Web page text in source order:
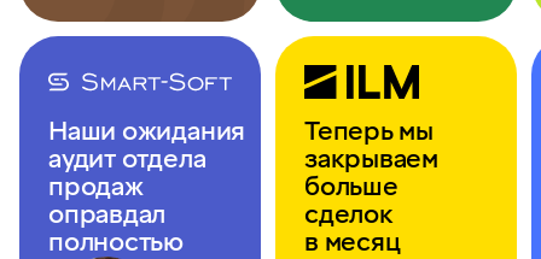
Наши ожидания
аудит отдела
продаж
оправдал
полностью
Теперь мы
закрываем
больше
сделок
в месяц